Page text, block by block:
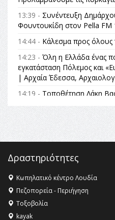
13:39 - Συνέντευξη
Φουντουκίδη στον Pella FM
14:44 - Κάλεσμα προς όλους
14:23 - Όλη η Ελλάδα ένας
εγκατάσταση Πόλεμος και
| Αρχαία Έδεσσα,
14:19 - Τοποθέτηση Λάκη
Αναθεώρηση του
θεσμικές διαδικασίες
στις επόμενες γενιές»
16:35 -Το πρόγραμμα του
16:27 - Όλυμπος:
Κληρονομιάς της UNESCO
Όλυμπος αναγνωρίστηκε ως
αγαθό εξέχουσας
ανθρωπότητα
Δραστηριότητες
Κωπηλατικό κέντρο Λουδία
Πεζοπορεία - Περιήγηση
Τοξοβολία
kayak